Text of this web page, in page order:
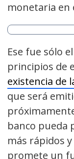
monetaria en
Ese fue sólo
principios de
existencia de
que será
banco pueda
más rápidos
promete un